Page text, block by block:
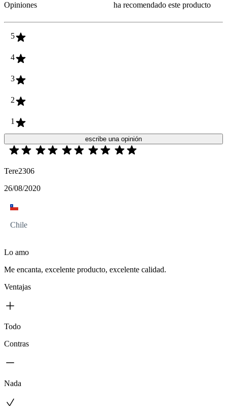
Opiniones
ha recomendado este producto
5
4
3
2
1
escribe una opinión
Tere2306
26/08/2020
Chile
Lo amo
Me encanta, excelente producto, excelente calidad.
Ventajas
Todo
Contras
Nada